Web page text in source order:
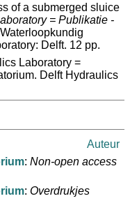
of a submerged sluice
= Publikatie -
Delft. 12 pp.
Laboratory =
Delft Hydraulics
Auteur
: Non-open access
: Overdrukjes